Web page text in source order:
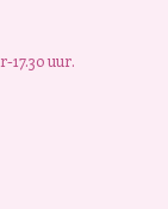
17.30 uur.